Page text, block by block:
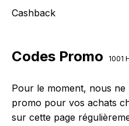
Cashback
Codes Promo 1001
Pour le moment, nous
promo pour vos achats
sur cette page